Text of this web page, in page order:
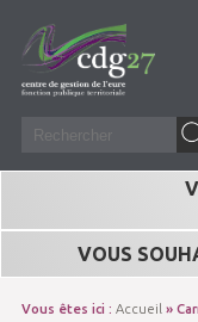
VOUS
Vous êtes ici : Accueil »